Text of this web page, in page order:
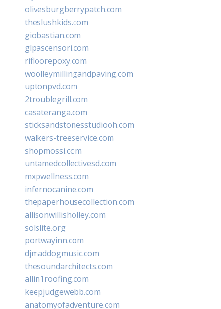
olivesburgberrypatch.com
theslushkids.com
giobastian.com
glpascensori.com
rifloorepoxy.com
woolleymillingandpaving.com
uptonpvd.com
2troublegrill.com
casateranga.com
sticksandstonesstudiooh.com
walkers-treeservice.com
shopmossi.com
untamedcollectivesd.com
mxpwellness.com
infernocanine.com
thepaperhousecollection.com
allisonwillisholley.com
solslite.org
portwayinn.com
djmaddogmusic.com
thesoundarchitects.com
allin1roofing.com
keepjudgewebb.com
anatomyofadventure.com